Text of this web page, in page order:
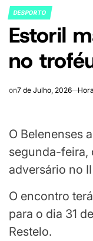
POSTED
IN
DESPORTO
Estoril
no
on7 de Julho, 2026
O Belenenses
segunda-feira,
adversário no
O encontro
para o dia 31
Restelo.